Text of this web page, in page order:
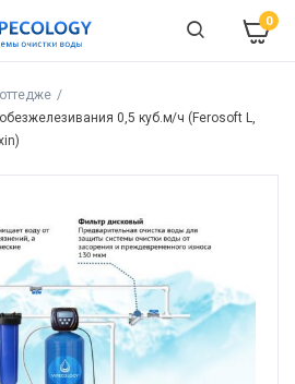
0
0,5 куб.м/ч (Ferosoft L,